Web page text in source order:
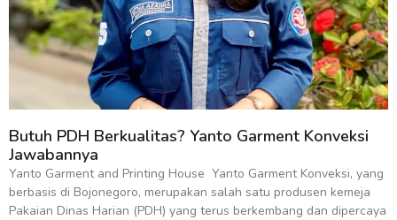
Butuh PDH Berkualitas? Yanto Garment Konveksi
Jawabannya
Yanto Garment and Printing House Yanto Garment Konveksi, yang
berbasis di Bojonegoro, merupakan salah satu produsen kemeja
Pakaian Dinas Harian (PDH) yang terus berkembang dan dipercaya